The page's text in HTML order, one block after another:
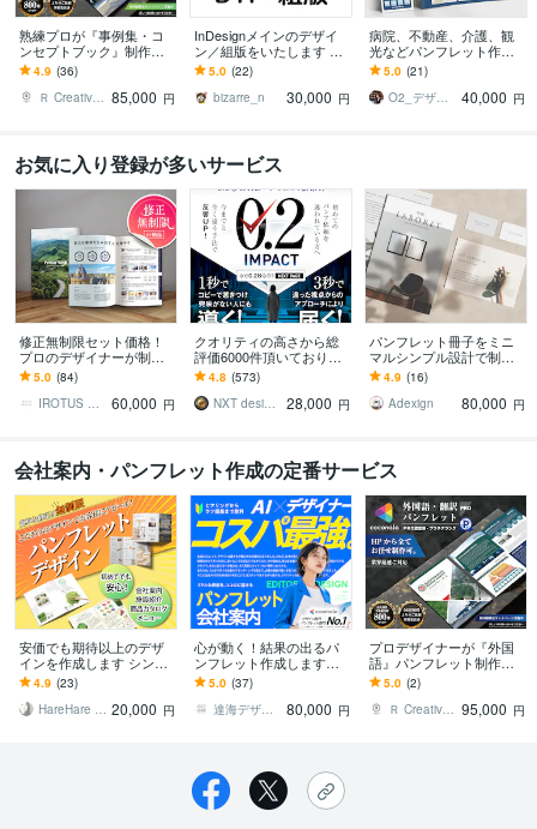
熟練プロが『事例集・コ
ンセプトブック』制作致
します 各専門分野の実務
歴12年～21年のデザイナ
ーメンバーがご対応
4.9 (36)
Ｒ Creative Design 85,000 円
InDesignメインのデザイ
ン／組版をいたします 装
丁、デザインから組版ま
で、どの工程でもご相談
下さい
5.0 (22)
bizarre_n
30,000 円
病院、不動産、介護、観
光などパンフレット作成
します 三つ折りパンフレ
ット／ざっくりとしたイ
メージからでも大丈夫
5.0 (21)
O2_デザイン｜
40,000 円
お気に入り登録が多いサービス
修正無制限セット価格！
プロのデザイナーが制作
します 会社案内やパンフ
レットをオシャレでハイ
クオリティなデザインに
5.0 (84)
IROTUS DESIGN
60,000 円
クオリティの高さから総
評価6000件頂いておりま
す 修正無制限！25年デザ
イナーが作る違った視点
からのパンフ制作
4.8 (573)
NXT design 研究所
28,000 円
パンフレット冊子をミニ
マルシンプル設計で制作
します 余白で魅せる会社
案内・美容・医療向けパ
ンフレットを洗練設計
4.9 (16)
Adexign
80,000 円
会社案内・パンフレット作成の定番サービス
安価でも期待以上のデザ
インを作成します シンプ
ル、おしゃれ、都会的な
デザイン！
4.9 (23)
HareHare design 20,000 円
心が動く！結果の出るパ
ンフレット作成します
【キャンセル保証】効果
の出るパンフレットをデ
ザインします
5.0 (37)
達海デザイン
80,000 円
プロデザイナーが『外国
語』パンフレット制作致
します 『英語』『中国
語』『その他の言語』ご
対応可。
5.0 (2)
Ｒ Creative Design 95,000 円